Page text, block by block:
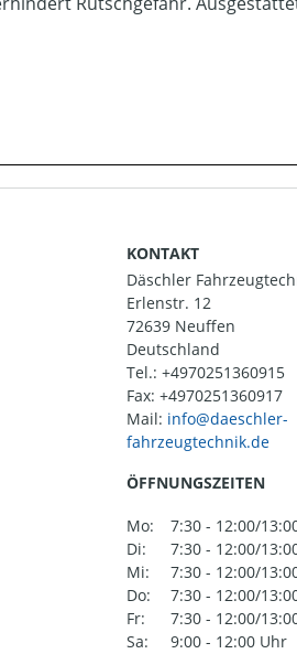
KONTAKT
Däschler
Erlenstr. 12
72639 Neuffen
Deutschland
Tel.: +4970251360915
Fax: +4970251360917
Mail:
ÖFFNUNGSZEITEN
Mo:
7:30 - 12:00/
Di:
7:30 - 12:00/
Mi:
7:30 - 12:00/
Do:
7:30 - 12:00/
Fr:
7:30 - 12:00/
Sa:
9:00 - 12:00 Uhr